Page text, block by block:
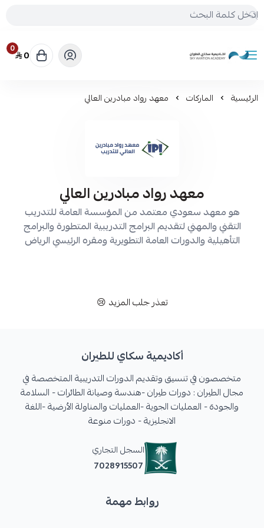
أكاديمية سكاي للطيران
0 0
الرئيسية الماركات معهد رواد مبادرين العالي
معهد رواد مبادرين العالي
هو معهد سعودي معتمد من المؤسسة العامة للتدريب
التقني والمهني لتقديم البرامج التدريبية المتطورة والبرامج
التأهيلية والدورات العامة التطويرية ومقره الرئيسي الرياض
تعذر جلب المزيد 😢
أكاديمية سكاي للطيران
متخصصون في تنسيق وتقديم الدورات التدريبية المتخصصة في
مجال الطيران : دورات طيران -هندسة وصيانة الطائرات - السلامة
والجودة - العمليات الجوية -العمليات والمناولة الأرضية -اللغة
الانجليزية - دورات منوعة
السجل التجاري
7028915507
روابط مهمة